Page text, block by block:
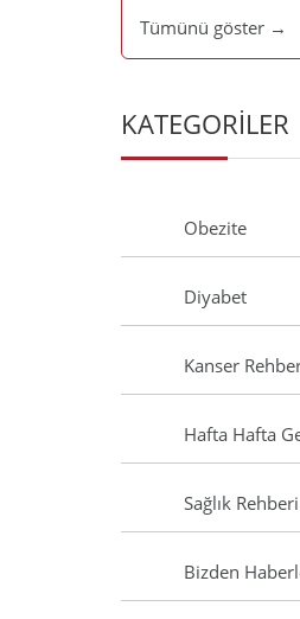
Tümünü göster →
KATEGORİLER
Obezite
Diyabet
Kanser
Hafta Hafta
Sağlık Rehberi
Bizden